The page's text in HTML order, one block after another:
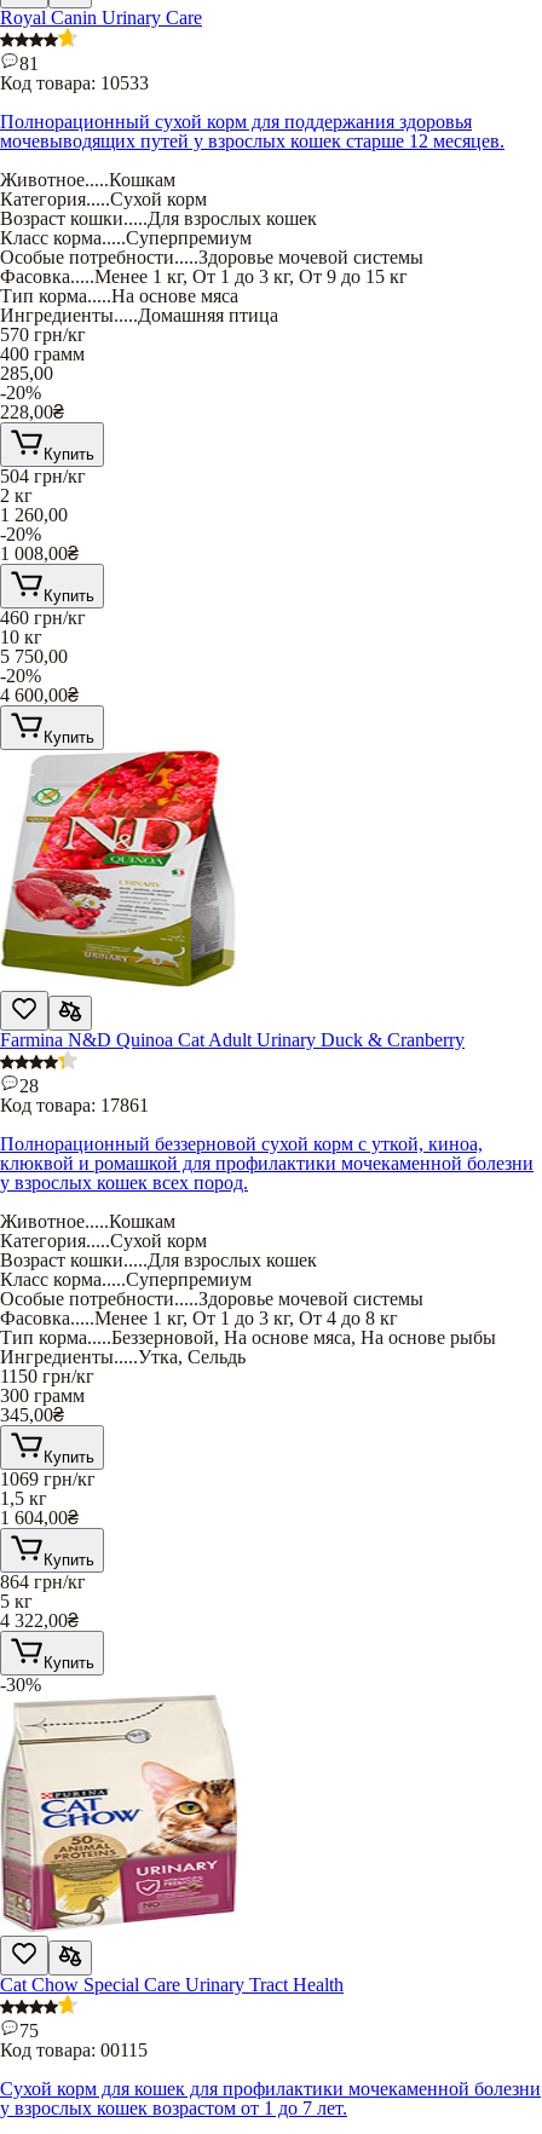
Royal Canin Urinary Care
81
Код товара: 10533
Полнорационный сухой корм для поддержания здоровья
мочевыводящих путей у взрослых кошек старше 12 месяцев.
Животное.....Кошкам
Категория.....Сухой корм
Возраст кошки.....Для взрослых кошек
Класс корма.....Суперпремиум
Особые потребности.....Здоровье мочевой системы
Фасовка.....Менее 1 кг, От 1 до 3 кг, От 9 до 15 кг
Тип корма.....На основе мяса
Ингредиенты.....Домашняя птица
570 грн/кг
400 грамм
285,00
-20%
228,00₴
Купить
504 грн/кг
2 кг
1 260,00
-20%
1 008,00₴
Купить
460 грн/кг
10 кг
5 750,00
-20%
4 600,00₴
Купить
Farmina N&D Quinoa Cat Adult Urinary Duck & Cranberry
28
Код товара: 17861
Полнорационный беззерновой сухой корм с уткой, киноа,
клюквой и ромашкой для профилактики мочекаменной болезни
у взрослых кошек всех пород.
Животное.....Кошкам
Категория.....Сухой корм
Возраст кошки.....Для взрослых кошек
Класс корма.....Суперпремиум
Особые потребности.....Здоровье мочевой системы
Фасовка.....Менее 1 кг, От 1 до 3 кг, От 4 до 8 кг
Тип корма.....Беззерновой, На основе мяса, На основе рыбы
Ингредиенты.....Утка, Сельдь
1150 грн/кг
300 грамм
345,00₴
Купить
1069 грн/кг
1,5 кг
1 604,00₴
Купить
864 грн/кг
5 кг
4 322,00₴
Купить
-30%
Cat Chow Special Care Urinary Tract Health
75
Код товара: 00115
Сухой корм для кошек для профилактики мочекаменной болезни
у взрослых кошек возрастом от 1 до 7 лет.